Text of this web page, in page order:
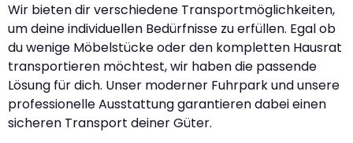
Wir bieten dir verschiedene Transportmöglichkeiten,
um deine individuellen Bedürfnisse zu erfüllen. Egal ob
du wenige Möbelstücke oder den kompletten Hausrat
transportieren möchtest, wir haben die passende
Lösung für dich. Unser moderner Fuhrpark und unsere
professionelle Ausstattung garantieren dabei einen
sicheren Transport deiner Güter.